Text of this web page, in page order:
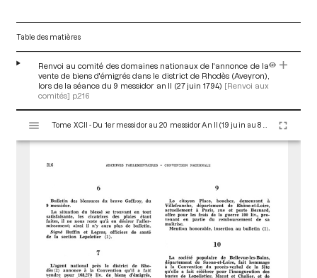
Table des matières
Renvoi au comité des domaines nationaux de l'annonce de la
vente de biens d'émigrés dans le district de Rhodès (Aveyron),
lors de la séance du 9 messidor an II (27 juin 1794) [Renvoi aux
comités] p.216
s